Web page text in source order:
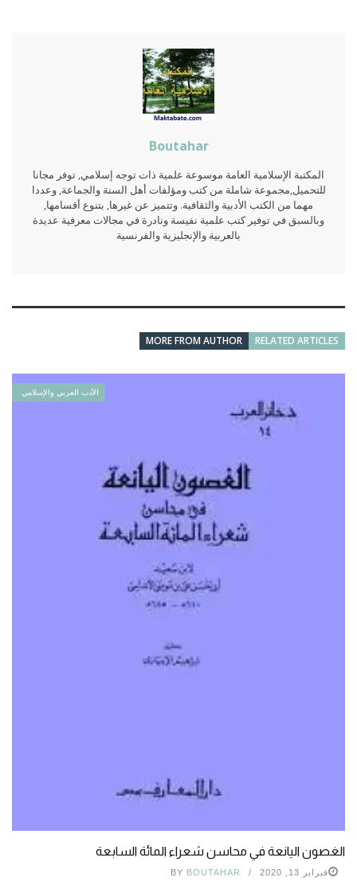
Boutahar
المكتبة الإسلامية العامة موسوعة علمية ذات توجه إسلامي, توفر مجانا
للتحميل,مجموعة شاملة من كتب ومؤلفات أهل السنة والجماعة, وعددا
مهما من الكتب الأدبية والثقافية. وتتميز عن غيرها, بتنوع أقسامها,
وبالسبق في توفير كتب علمية نفيسة ونادرة في مجالات معرفية عديدة
بالعربية والإنجليزية والفرنسية
RELATED ARTICLES
MORE FROM AUTHOR
الأدب العربي والإسلامي
الغصون اليانعة في محاسن شعراء المائة السابعة
فبراير 13, 2020 BY BOUTAHAR